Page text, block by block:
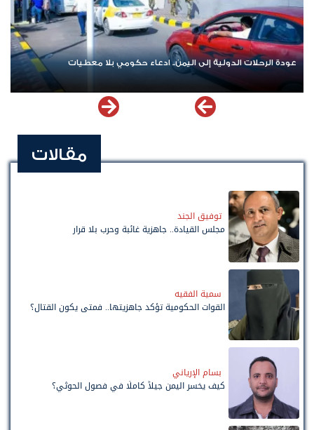
عودة الرحلات الدولية إلى اليمن.. ادعاء حكومي بلا معطيات
مقالات
توفيق الجند
مجلس القيادة.. جاهزية غائبة وحرب بلا قرار
سمية الفقيه
القوات الحكومية تؤكد جاهزيتها.. فمتى يكون القتال؟
بسام الإرياني
كيف يخسر اليمن جيلاً كاملًا في فصول الحوثي؟